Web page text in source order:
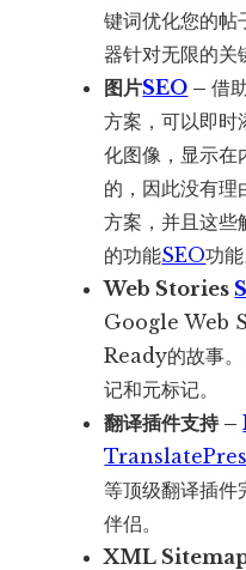
键词优化您的
器针对无限的关
图片SEO –借
方案，可以即
化图像，显示在
的，因此没有理
方案，并且这些
的功能SEO功能
Web Stories
Google Web
Ready的故事
记和元标记。
翻译插件支持 –
等顶级翻译插件
伴侣。
XML